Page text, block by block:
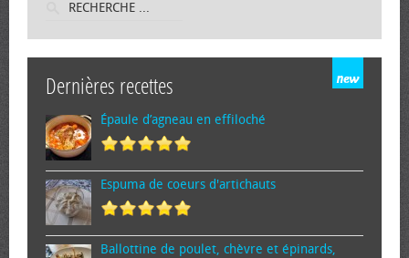
Dernières recettes
Épaule d’agneau en effiloché
Espuma de cœurs d'artichauts
Ballottine de poulet, chèvre et épinards,